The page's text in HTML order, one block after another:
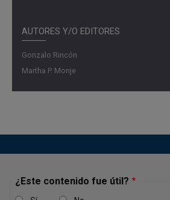
AUTORES Y/O EDITORES
Gonzalo Rincón
Martha P. Monje
del sector real de la economía.
presentación en el
¿Este contenido fue útil?